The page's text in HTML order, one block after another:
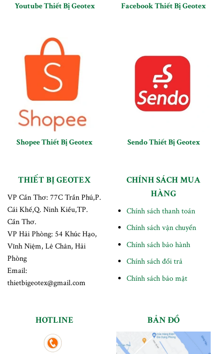
Youtube Thiết Bị Geotex Facebook Thiết Bị Geotex
Shopee Thiết Bị Geotex Sendo Thiết Bị Geotex
THIẾT BỊ GEOTEX
VP Cần Thơ: 77C Trần Phú,P.
Cái Khế,Q. Ninh Kiều,TP.
Cần Thơ.
VP Hải Phòng: 54 Khúc Hạo,
Vĩnh Niệm, Lê Chân, Hải
Phòng
Email:
thietbigeotex@gmail.com
CHÍNH SÁCH MUA
HÀNG
Chính sách thanh toán
Chính sách vận chuyển
Chính sách bảo hành
Chính sách đổi trả
Chính sách bảo mật
HOTLINE BẢN ĐỒ